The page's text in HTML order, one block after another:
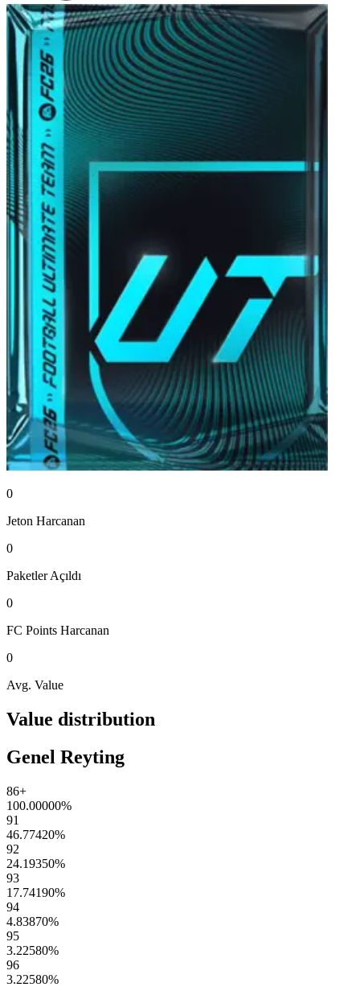
0
Jeton Harcanan
0
Paketler Açıldı
0
FC Points Harcanan
0
Avg. Value
Value distribution
Genel Reyting
86+
100.00000%
91
46.77420%
92
24.19350%
93
17.74190%
94
4.83870%
95
3.22580%
96
3.22580%